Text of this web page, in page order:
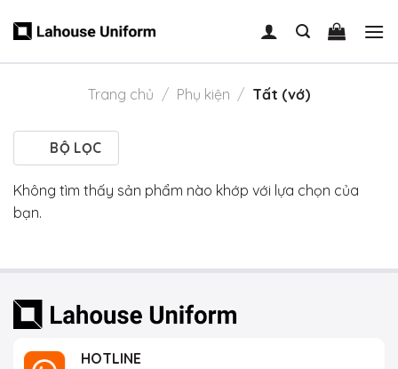
Trang chủ / Phụ kiện / Tất (vớ)
BỘ LỌC
Không tìm thấy sản phẩm nào khớp với lựa chọn của
bạn.
HOTLINE